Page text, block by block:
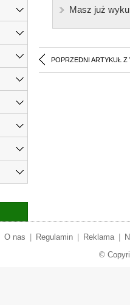
Masz już
POPRZEDNI ARTYKUŁ Z
O nas Regulamin Reklama
©